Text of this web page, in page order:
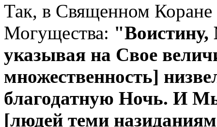
Так, в Священном
Могущества:
указывая на Свое
множественность]
благодатную Ночь. И
[людей теми